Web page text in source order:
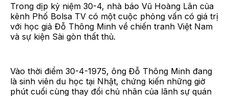
Trong dịp kỷ niệm 30-4, nhà báo Vũ Hoàng Lân của
kênh Phố Bolsa TV có một cuộc phỏng vấn có giá trị
với học giả Đỗ Thông Minh về chiến tranh Việt Nam
và sự kiện Sài gòn thất thủ.
Vào thời điểm 30-4-1975, ông Đỗ Thông Minh đang
là sinh viên du học tại Nhật, chứng kiến những giờ
phút cuối cùng thay đổi chủ nhân của lãnh sự quán